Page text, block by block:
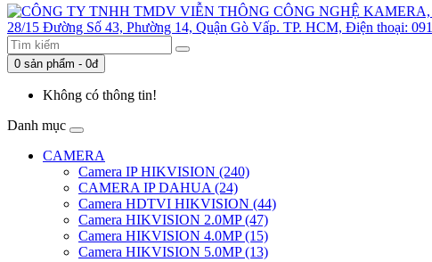
0 sản phẩm - 0đ
Không có thông tin!
Danh mục
CAMERA
Camera IP HIKVISION (240)
CAMERA IP DAHUA (24)
Camera HDTVI HIKVISION (44)
Camera HIKVISION 2.0MP (47)
Camera HIKVISION 4.0MP (15)
Camera HIKVISION 5.0MP (13)